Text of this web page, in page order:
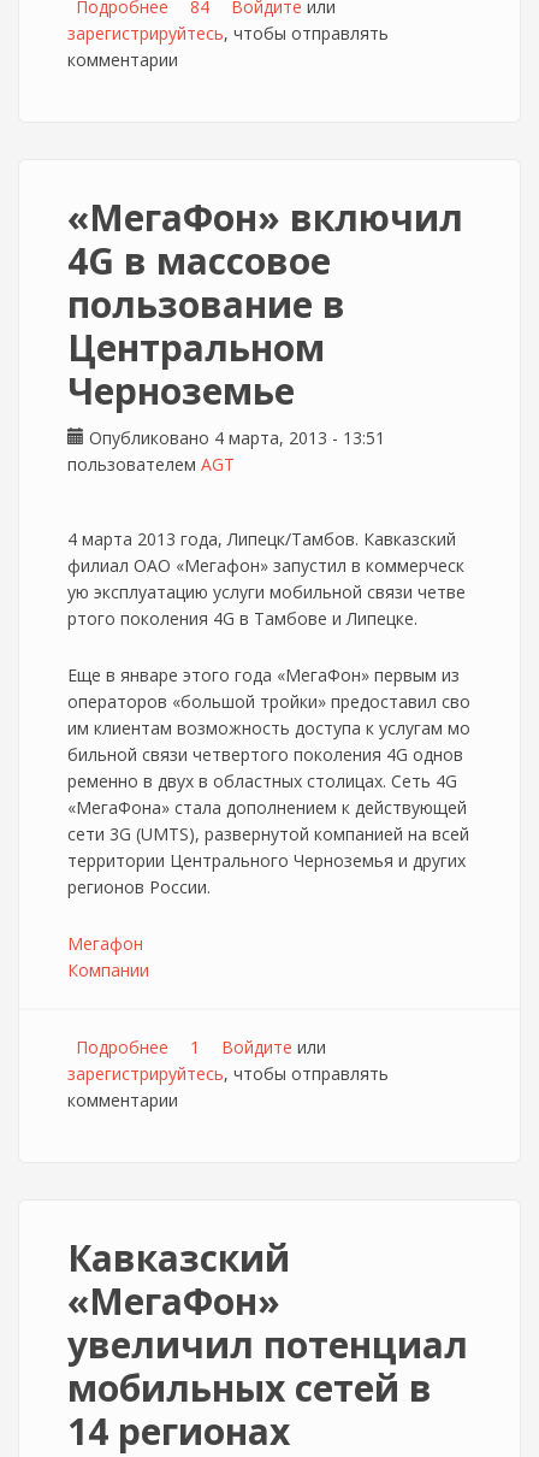
Подробнее о Радуга Телеком
84 Войдите или
зарегистрируйтесь, чтобы отправлять
комментарии
«МегаФон» включил
4G в массовое
пользование в
Центральном
Черноземье
Опубликовано 4 марта, 2013 - 13:51
пользователем AGT
4 марта 2013 года, Липецк/Тамбов. Кавказский
филиал ОАО «Мегафон» запустил в коммерческ
ую эксплуатацию услуги мобильной связи четве
ртого поколения 4G в Тамбове и Липецке.
Еще в январе этого года «МегаФон» первым из
операторов «большой тройки» предоставил сво
им клиентам возможность доступа к услугам мо
бильной связи четвертого поколения 4G однов
ременно в двух в областных столицах. Сеть 4G
«МегаФона» стала дополнением к действующей
сети 3G (UMTS), развернутой компанией на всей
территории Центрального Черноземья и других
регионов России.
Мегафон
Компании
Подробнее о «МегаФон» включил 4G в массовое
пользование в Центральном Черноземье
1 Войдите или
зарегистрируйтесь, чтобы отправлять
комментарии
Кавказский
«МегаФон»
увеличил потенциал
мобильных сетей в
14 регионах